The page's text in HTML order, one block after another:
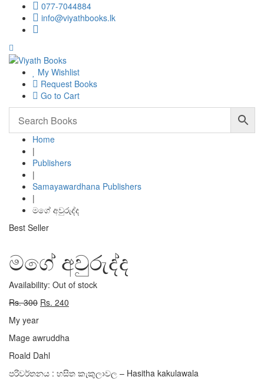
077-7044884
info@viyathbooks.lk
My Wishlist
Request Books
Go to Cart
Home
|
Publishers
|
Samayawardhana Publishers
|
මගේ අවුරුද්ද
Best Seller
මගේ අවුරුද්ද
Availability: Out of stock
Rs.300 Original
Rs. 300.
Rs. 240
Rs. 240.
My year
Mage awruddha
Roald Dahl
පරිවර්තනය : හසිත කැකුලාවල – Hasitha kakulawala